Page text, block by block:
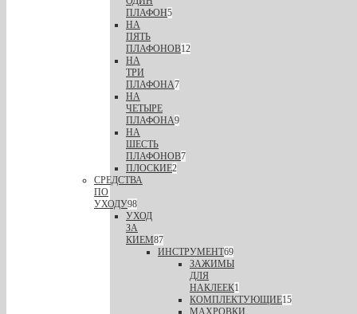
ПЛАФОН5
НА
ПЯТЬ
ПЛАФОНОВ12
НА
ТРИ
ПЛАФОНА7
НА
ЧЕТЫРЕ
ПЛАФОНА9
НА
ШЕСТЬ
ПЛАФОНОВ7
ПЛОСКИЕ2
СРЕДСТВА
ПО
УХОДУ98
УХОД
ЗА
КИЕМ87
ИНСТРУМЕНТ69
ЗАЖИМЫ
ДЛЯ
НАКЛЕЕК1
КОМПЛЕКТУЮЩИЕ15